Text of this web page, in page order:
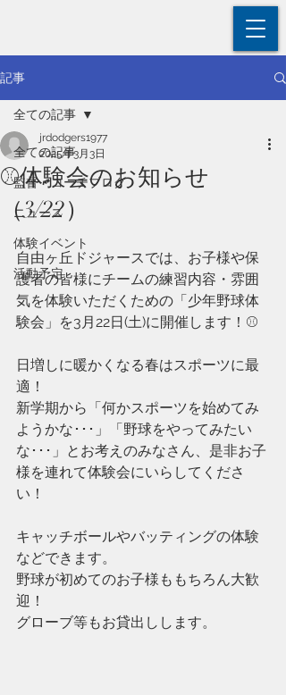
記事
全ての記事
監督・コーチブログ
ニュース
体験イベント
活動予定
全ての記事
⚾体験会のお知らせ
（3/22）
jrdodgers1977
2025年3月3日
自由ヶ丘ドジャースでは、お子様や保
護者の皆様にチームの練習内容・雰囲
気を体験いただくための「少年野球体
験会」を3月22日(土)に開催します！⚾
日増しに暖かくなる春はスポーツに最
適！
新学期から「何かスポーツを始めてみ
ようかな･･･」「野球をやってみたい
な･･･」とお考えのみなさん、是非お子
様を連れて体験会にいらしてくださ
い！
キャッチボールやバッティングの体験
などできます。
野球が初めてのお子様ももちろん大歓
迎！
グローブ等もお貸出しします。